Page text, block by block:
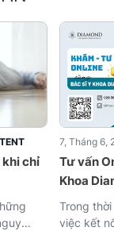
khi chỉ
7, Tháng 6,
Tư vấn
Khoa
Trong
việc kết